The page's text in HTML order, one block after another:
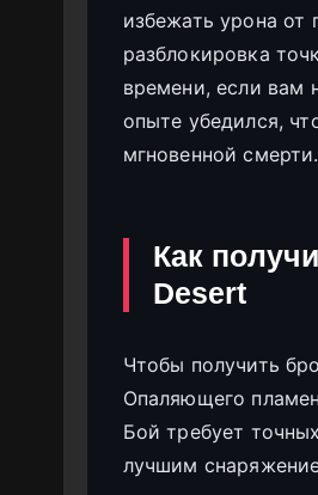
избежать урона от
разблокировка
времени, если вам
опыте убедился,
мгновенной смерти.
Как
Desert
Чтобы получить
Опаляющего
Бой требует
лучшим